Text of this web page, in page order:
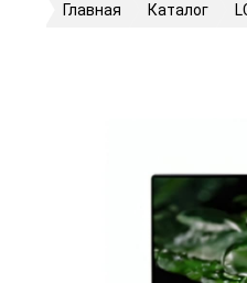
Главная Каталог